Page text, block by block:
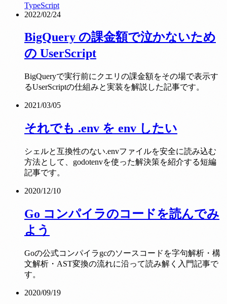
TypeScript
2022/02/24
BigQuery の課金額で泣かないため
の UserScript
BigQueryで実行前にクエリの課金額をその場で表示す
るUserScriptの仕組みと実装を解説した記事です。
2021/03/05
それでも .env を env したい
シェルと互換性のない.envファイルを安全に読み込む
方法として、godotenvを使った解決策を紹介する短編
記事です。
2020/12/10
Go コンパイラのコードを読んでみ
よう
Goの公式コンパイラgcのソースコードを字句解析・構
文解析・AST変換の流れに沿って読み解く入門記事で
す。
2020/09/19